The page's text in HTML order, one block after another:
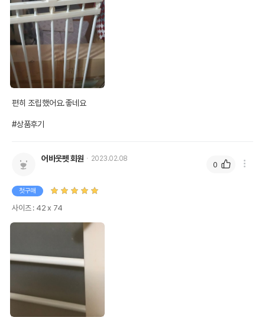
편히 조립했어요.좋네요
#상품후기
어바웃펫 회원 2023.02.08
첫구매
사이즈 : 42 x 74
0